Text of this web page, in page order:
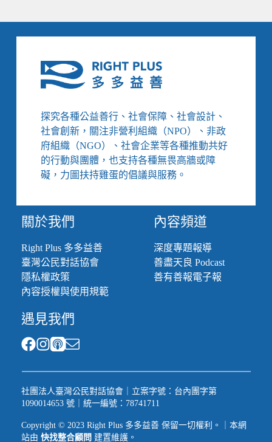
探究各種公益善行、社會保障、社會設計、
社會創新，關注非營利組織（NPO）、非政
府組織（NGO）、社會企業等各種推動共好
的行動與團體，也支持各種無畏高牆或障
礙，力圖扶持雞蛋的倡議與服務。
關於我們
Right Plus 多多益善
臺灣公民對話協會
隱私權政策
內容授權與使用規範
內容頻道
深度專題報導
善盡天良 Podcast
善有善報電子報
遇見我們
社團法人臺灣公民對話協會｜立案字號：台內團字第
1090014653 號｜統一編號：78741711
Copyright © 2023 Right Plus 多多益善 保留一切權利。｜本網
站由 快找整合顧問 建置維護。